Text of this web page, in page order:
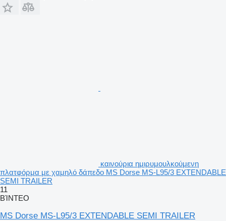
καινούρια ημιρυμουλκούμενη
πλατφόρμα με χαμηλό δάπεδο MS Dorse MS-L95/3 EXTENDABLE
SEMI TRAILER
11
ΒΊΝΤΕΟ
MS Dorse MS-L95/3 EXTENDABLE SEMI TRAILER